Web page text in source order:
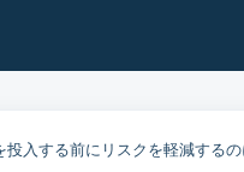
入する前にリスクを軽減するの